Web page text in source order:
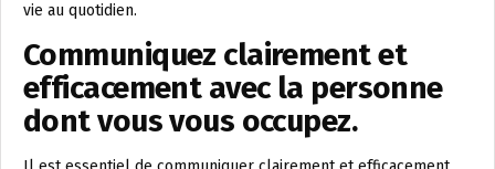
vie au quotidien.
Communiquez clairement et
efficacement avec la personne
dont vous vous occupez.